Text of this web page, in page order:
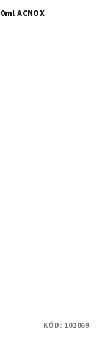
ACNOX
KÓD: 102069